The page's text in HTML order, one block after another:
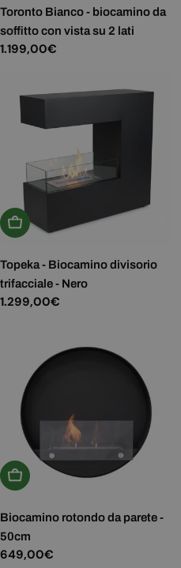
Toronto Bianco - biocamino da
soffitto con vista su 2 lati
Prezzo
1.199,00€
Aggiungi Al Carrello
Topeka - Biocamino divisorio
trifacciale - Nero
Prezzo
1.299,00€
Aggiungi Al Carrello
Biocamino rotondo da parete -
50cm
Prezzo
649,00€